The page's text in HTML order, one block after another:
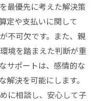
最優先に考えた解決策
定や支払いに関して
不可欠です。また、親
境を踏まえた判断が重
サポートは、感情的な
解決を可能にします。
に相談し、安心して子